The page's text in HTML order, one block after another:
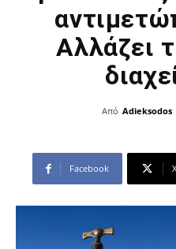
Αλλάζει
Από Adieksodos
Facebook X